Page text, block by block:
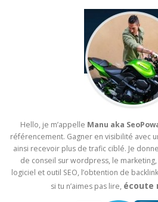
Hello, je m’appelle Manu aka
référencement. Gagner en visibilité avec
ainsi recevoir plus de trafic ciblé. Je
de conseil sur wordpress, le
logiciel et outil SEO, l’obtention de
si tu n’aimes pas lire, écoute